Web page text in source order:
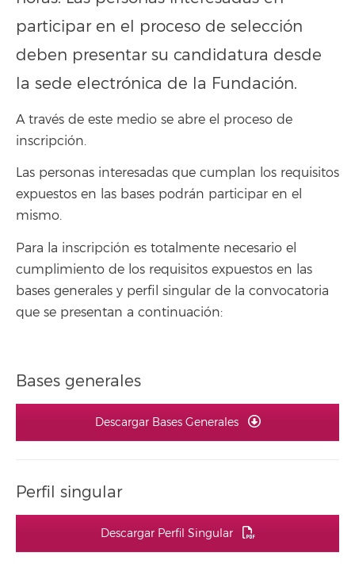
participar en el proceso de selección
deben presentar su candidatura desde
la sede electrónica de la Fundación.
A través de este medio se abre el proceso de
inscripción.
Las personas interesadas que cumplan los requisitos
expuestos en las bases podrán participar en el
mismo.
Para la inscripción es totalmente necesario el
cumplimiento de los requisitos expuestos en las
bases generales y perfil singular de la convocatoria
que se presentan a continuación:
Bases generales
Descargar Bases Generales
Perfil singular
Descargar Perfil Singular